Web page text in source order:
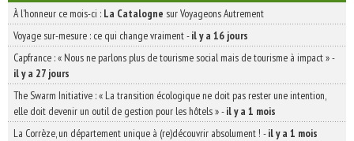
À l'honneur ce mois-ci : La Catalogne sur Voyageons Autrement
Voyage sur-mesure : ce qui change vraiment-il y a 16 jours
Capfrance : « Nous ne parlons plus de tourisme social mais de tourisme à impact »-
il y a 27 jours
The Swarm Initiative : « La transition écologique ne doit pas rester une intention,
elle doit devenir un outil de gestion pour les hôtels »-il y a 1 mois
La Corrèze, un département unique à (re)découvrir absolument ! -il y a 1 mois